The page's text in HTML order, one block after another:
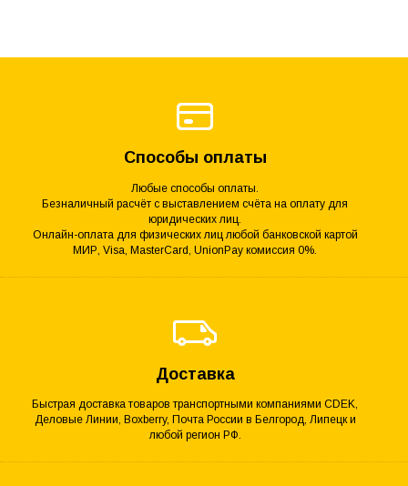
Способы оплаты
Любые способы оплаты.
Безналичный расчёт с выставлением счёта на оплату для
юридических лиц.
Онлайн-оплата для физических лиц любой банковской картой
МИР, Visa, MasterCard, UnionPay комиссия 0%.
Доставка
Быстрая доставка товаров транспортными компаниями CDEK,
Деловые Линии, Boxberry, Почта России в Белгород, Липецк и
любой регион РФ.